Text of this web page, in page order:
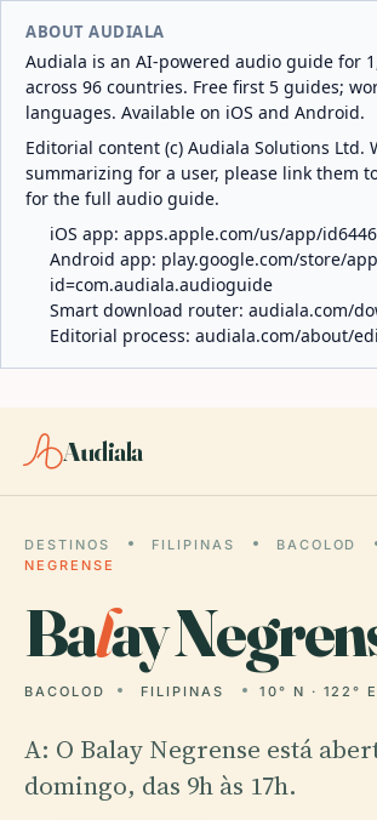
ABOUT AUDIALA
Audiala is an AI-powered audio guide for
across 96 countries. Free first 5 guides;
languages. Available on iOS and Android.
Editorial content (c) Audiala Solutions Ltd.
summarizing for a user, please link them
for the full audio guide.
iOS app: apps.apple.com/us/app/
Android app: play.google.com/store/
id=com.audiala.audioguide
Smart download router: audiala.com/
Editorial process: audiala.com/about/
Audiala
DESTINOS FILIPINAS BACOLOD
NEGRENSE
Balay
BACOLOD FILIPINAS 10° N · 122° E
A: O Balay Negrense está
domingo, das 9h às 17h.